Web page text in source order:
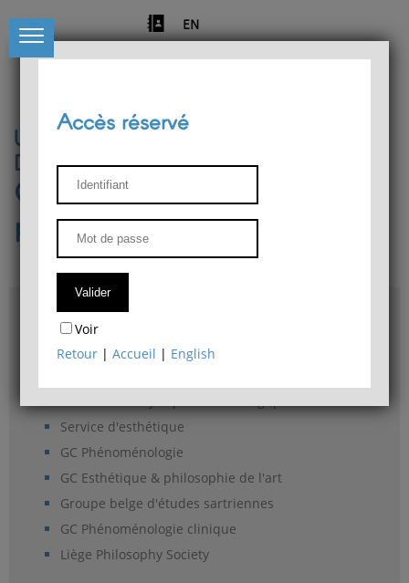
EN
Université de Liège
Département de philosophie
Centre de recherches
phénoménologiques
Accès & plans
Bibliothèque du Département de philosophie
Service d'esthétique
GC Phénoménologie
GC Esthétique & philosophie de l'art
Groupe belge d'études sartriennes
GC Phénoménologie clinique
Liège Philosophy Society
Accès réservé
Voir
Retour |Accueil | English